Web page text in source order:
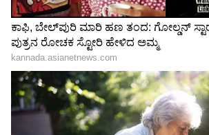
Trade Deal | Party Rounds